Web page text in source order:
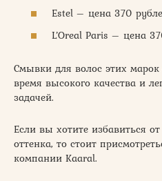
Estel – цена 370
L’Oreal Paris – цена
Смывки для волос этих марок
время высокого качества и
задачей.
Если вы хотите избавиться
оттенка, то стоит
компании Kaaral.